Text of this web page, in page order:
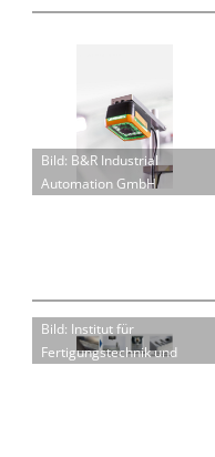
Bild: B&R Industrial
Automation GmbH
Bild: Institut für
Fertigungstechnik und